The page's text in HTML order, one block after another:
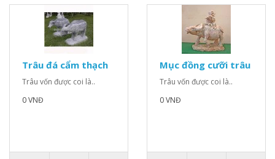
Trâu đá cẩm thạch
Trâu vốn được coi là..
0 VNĐ
Mục đồng cưỡi trâu
Trâu vốn được coi là..
0 VNĐ